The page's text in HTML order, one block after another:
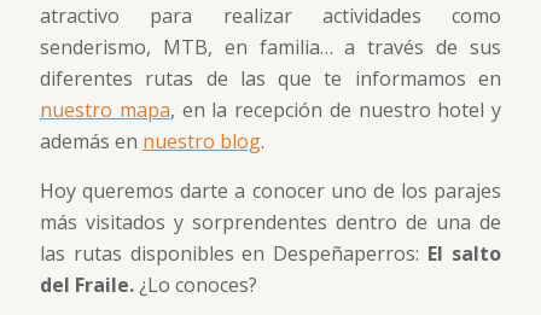
atractivo para realizar actividades como
senderismo, MTB, en familia… a través de sus
diferentes rutas de las que te informamos en
nuestro mapa, en la recepción de nuestro hotel y
además en nuestro blog.
Hoy queremos darte a conocer uno de los parajes
más visitados y sorprendentes dentro de una de
las rutas disponibles en Despeñaperros: El salto
del Fraile. ¿Lo conoces?